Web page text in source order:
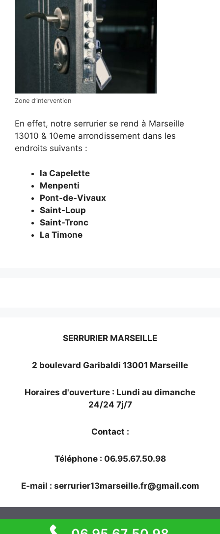
Zone d’intervention
En effet, notre serrurier se rend à Marseille
13010 & 10eme arrondissement dans les
endroits suivants :
la Capelette
Menpenti
Pont-de-Vivaux
Saint-Loup
Saint-Tronc
La Timone
SERRURIER MARSEILLE
2 boulevard Garibaldi 13001 Marseille
Horaires d'ouverture : Lundi au dimanche
24/24 7j/7
Contact :
Téléphone : 06.95.67.50.98
E-mail : serrurier13marseille.fr@gmail.com
© 2026 SERRURIER MARSEILLE